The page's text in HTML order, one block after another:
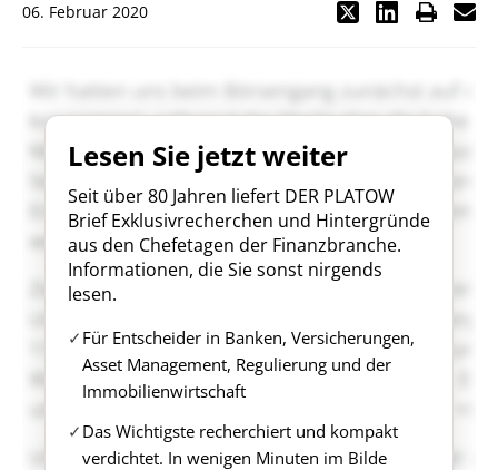
06. Februar 2020
Lesen Sie jetzt weiter
Seit über 80 Jahren liefert DER PLATOW
Brief Exklusivrecherchen und Hintergründe
aus den Chefetagen der Finanzbranche.
Informationen, die Sie sonst nirgends
lesen.
Für Entscheider in Banken, Versicherungen,
Asset Management, Regulierung und der
Immobilienwirtschaft
Das Wichtigste recherchiert und kompakt
verdichtet. In wenigen Minuten im Bilde